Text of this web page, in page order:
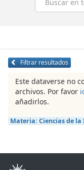
Filtrar resultados
Este dataverse no
archivos. Por favor
añadirlos.
Materia: Ciencias de